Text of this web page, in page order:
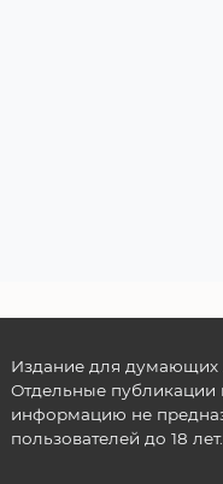
Издание для думающих
Отдельные публикации
информацию не
пользователей до 18 лет.